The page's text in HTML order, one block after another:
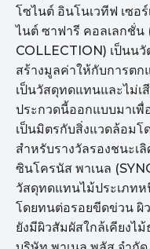
โซไนต์ อินโนเวทีฟ เซอ
ไนต์ ซาฟารี คอลเลกชั่น
COLLECTION) เป็นน
สร้างมูลค่าให้กับการตก
เป็นวัสดุทดแทนและไม่เ
ประกวดนี้ออกแบบมาเ
เป็นมิตรกับสิ่งแวดล้อมโ
สำหรับรางวัลรองชนะ
ซินโครนัส พาเนล
วัสดุทดแทนไม้ประเภท
โดยทนต่อรอยขีดข่วน ผิ
ยังมีผิวสัมผัสใกล้เคียงไ